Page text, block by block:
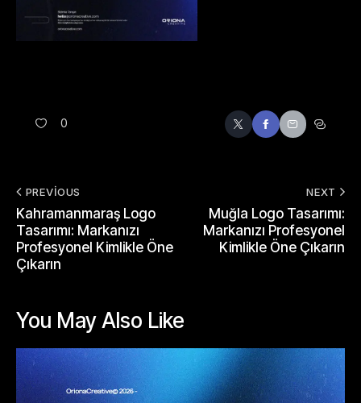
0
PREVIOUS
Kahramanmaraş Logo
Tasarımı: Markanızı
Profesyonel Kimlikle Öne
Çıkarın
NEXT
Muğla Logo Tasarımı:
Markanızı Profesyonel
Kimlikle Öne Çıkarın
You May Also Like